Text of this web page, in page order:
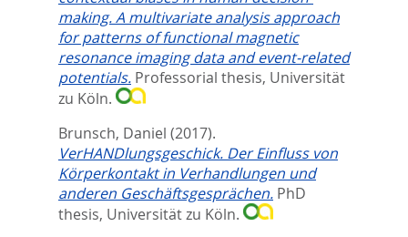
making. A multivariate analysis approach
for patterns of functional magnetic
resonance imaging data and event-related
potentials. Professorial thesis, Universität
zu Köln.
Brunsch, Daniel (2017).
VerHANDlungsgeschick. Der Einfluss von
Körperkontakt in Verhandlungen und
anderen Geschäftsgesprächen. PhD
thesis, Universität zu Köln.